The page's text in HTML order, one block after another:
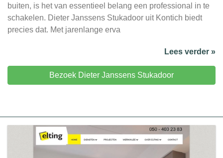
buiten, is het van essentieel belang een professional in te
schakelen. Dieter Janssens Stukadoor uit Kontich biedt
precies dat. Met jarenlange erva
Lees verder »
Bezoek Dieter Janssens Stukadoor